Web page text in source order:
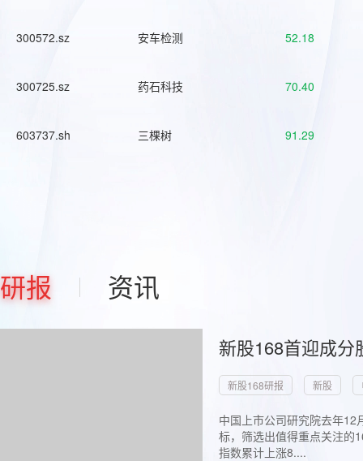
300572.sz 安车检测 52.18
300725.sz 药石科技 70.40
603737.sh 三棵树 91.29
研报 资讯
新股168首迎成
新股168研报 新股
中国上市公司研究院去年
标，筛选出值得重点关注的
指数累计上涨8....